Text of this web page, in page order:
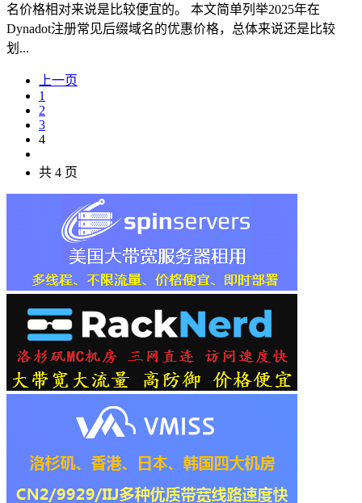
名价格相对来说是比较便宜的。 本文简单列举2025年在
Dynadot注册常见后缀域名的优惠价格，总体来说还是比较
划...
上一页
1
2
3
4
共 4 页